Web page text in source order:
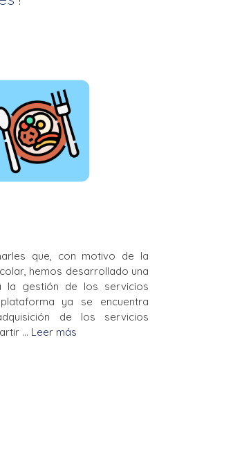
que, con motivo de la
hemos desarrollado una
la gestión de los servicios
ya se encuentra
de los servicios
… Leer más